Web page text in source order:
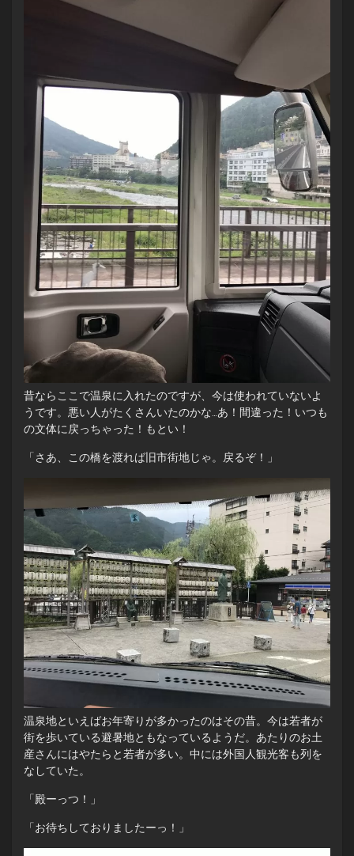
昔ならここで温泉に入れたのですが、今は使われていないよ
うです。悪い人がたくさんいたのかな…あ！間違った！いつも
の文体に戻っちゃった！もとい！
「さあ、この橋を渡れば旧市街地じゃ。戻るぞ！」
温泉地といえばお年寄りが多かったのはその昔。今は若者が
街を歩いている避暑地ともなっているようだ。あたりのお土
産さんにはやたらと若者が多い。中には外国人観光客も列を
なしていた。
「殿ーっつ！」
「お待ちしておりましたーっ！」